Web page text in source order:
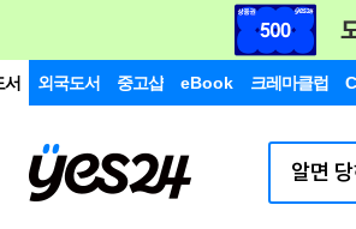
서 외국도서 중고샵 eBook 크레마클럽